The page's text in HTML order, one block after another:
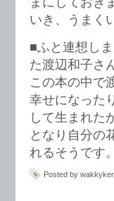
いき、うまく
■ふと連想し
た渡辺和子さ
この本の中で
幸せになった
して生まれた
となり自分の
れるそうです
Posted by